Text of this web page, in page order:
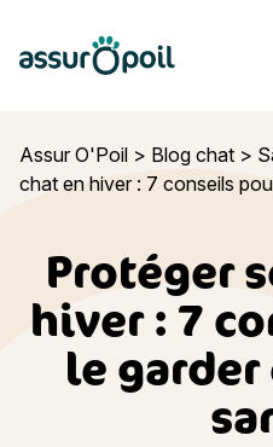
Assur O'Poil
Assur O'Poil > Blog chat >
chat en hiver : 7 conseils
Protéger
hiver : 7
le